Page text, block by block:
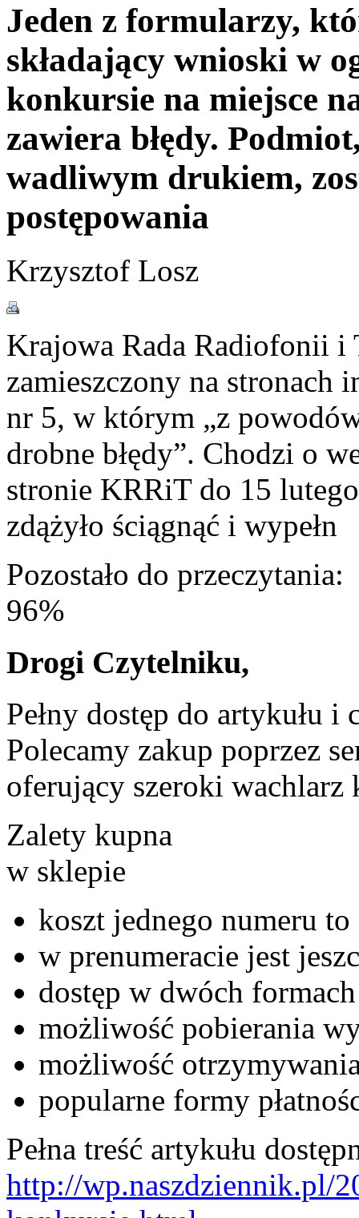
Jeden z formularzy,
składający wnioski w
konkursie na miejsce
zawiera błędy.
wadliwym drukiem,
postępowania
Krzysztof Losz
Krajowa Rada Radiofonii i
zamieszczony na stronach
nr 5, w którym „z
drobne błędy”. Chodzi o
stronie KRRiT do 15
zdążyło ściągnąć i wypełn
Pozostało do przeczytania:
96%
Drogi Czytelniku,
Pełny dostęp do artykułu i
Polecamy zakup poprzez
oferujący szeroki wachlarz
Zalety kupna
w sklepie
koszt jednego numeru to
w prenumeracie jest
dostęp w dwóch
możliwość pobierania
możliwość
popularne formy
Pełna treść artykułu
http://wp.naszdziennik.pl/